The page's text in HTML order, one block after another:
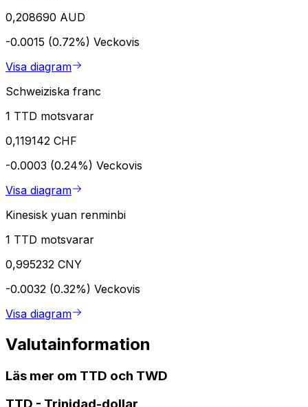
0,208690 AUD
-0.0015 (0.72%) Veckovis
Visa diagram
Schweiziska franc
1 TTD motsvarar
0,119142 CHF
-0.0003 (0.24%) Veckovis
Visa diagram
Kinesisk yuan renminbi
1 TTD motsvarar
0,995232 CNY
-0.0032 (0.32%) Veckovis
Visa diagram
Valutainformation
Läs mer om TTD och TWD